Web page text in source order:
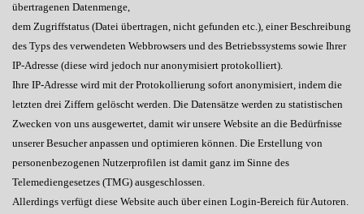
übertragenen Datenmenge,
dem Zugriffstatus (Datei übertragen, nicht gefunden etc.), einer Beschreibung
des Typs des verwendeten Webbrowsers und des Betriebssystems sowie Ihrer
IP-Adresse (diese wird jedoch nur anonymisiert protokolliert).
Ihre IP-Adresse wird mit der Protokollierung sofort anonymisiert, indem die
letzten drei Ziffern gelöscht werden. Die Datensätze werden zu statistischen
Zwecken von uns ausgewertet, damit wir unsere Website an die Bedürfnisse
unserer Besucher anpassen und optimieren können. Die Erstellung von
personenbezogenen Nutzerprofilen ist damit ganz im Sinne des
Telemediengesetzes (TMG) ausgeschlossen.
Allerdings verfügt diese Website auch über einen Login-Bereich für Autoren.